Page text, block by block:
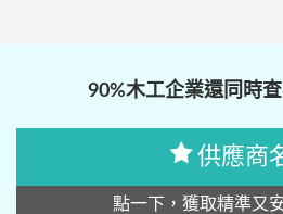
90%木工企業還同時
供應商
點一下，獲取精準又